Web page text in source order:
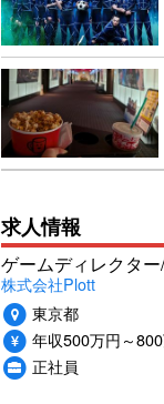
求人情報
ゲームディレクタ
株式会社Plott
東京都
年収500万円～
正社員